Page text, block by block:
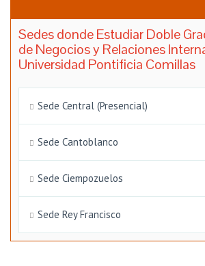
Sedes donde Estudiar Doble
de Negocios y Relaciones
Universidad Pontificia Comillas
Sede Central (Presencial)
Sede Cantoblanco
Sede Ciempozuelos
Sede Rey Francisco